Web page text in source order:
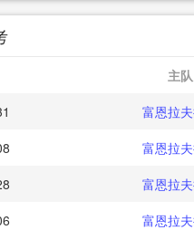
主队
富恩拉
富恩拉
富恩拉
富恩拉